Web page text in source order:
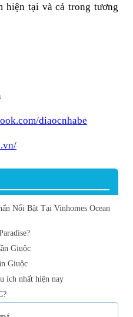
hiện tại và cả trong tương
diaocnhabe
Nổi Bật Tại Vinhomes Ocean
Giuộc
Giuộc
ích nhất hiện nay